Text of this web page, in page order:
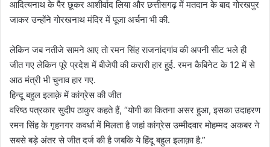
आदित्यनाथ के पैर छूकर आशीर्वाद लिया और छत्तीसगढ़ में मतदान के बाद गोरखपुर
जाकर उन्होंने गोरखनाथ मंदिर में पूजा अर्चना भी की.
लेकिन जब नतीजे सामने आए तो रमन सिंह राजनांदगांव की अपनी सीट भले ही
जीत गए लेकिन पूरे प्रदेश में बीजेपी की करारी हार हुई. रमन कैबिनेट के 12 में से
आठ मंत्री भी चुनाव हार गए.
हिन्दू बहुल इलाक़े में कांग्रेस की जीत
वरिष्ठ पत्रकार सुदीप ठाकुर कहते हैं, “योगी का कितना असर हुआ, इसका उदाहरण
रमन सिंह के गृहनगर कवर्धा में मिलता है जहां कांग्रेस उम्मीदवार मोहम्मद अकबर ने
सबसे बड़े अंतर से जीत दर्ज की है जबकि ये हिंदू बहुल इलाक़ा है.”